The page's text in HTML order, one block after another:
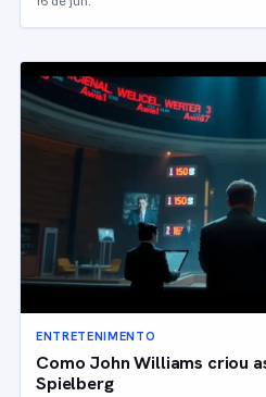
ENTRETENIMENTO
Como John Williams criou
Spielberg